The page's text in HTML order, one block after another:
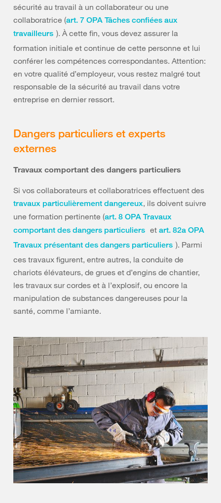
sécurité au travail à un collaborateur ou une
collaboratrice (art. 7 OPA Tâches confiées aux
travailleurs ). À cette fin, vous devez assurer la
formation initiale et continue de cette personne et lui
conférer les compétences correspondantes. Attention:
en votre qualité d’employeur, vous restez malgré tout
responsable de la sécurité au travail dans votre
entreprise en dernier ressort.
Dangers particuliers et experts
externes
Travaux comportant des dangers particuliers
Si vos collaborateurs et collaboratrices effectuent des
travaux particulièrement dangereux, ils doivent suivre
une formation pertinente (art. 8 OPA Travaux
comportant des dangers particuliers et art. 82a OPA
Travaux présentant des dangers particuliers ). Parmi
ces travaux figurent, entre autres, la conduite de
chariots élévateurs, de grues et d’engins de chantier,
les travaux sur cordes et à l’explosif, ou encore la
manipulation de substances dangereuses pour la
santé, comme l’amiante.